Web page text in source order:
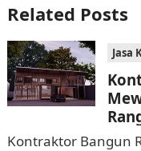
Related Posts
Jasa
Rangon Jakarta
Kontraktor Bangun